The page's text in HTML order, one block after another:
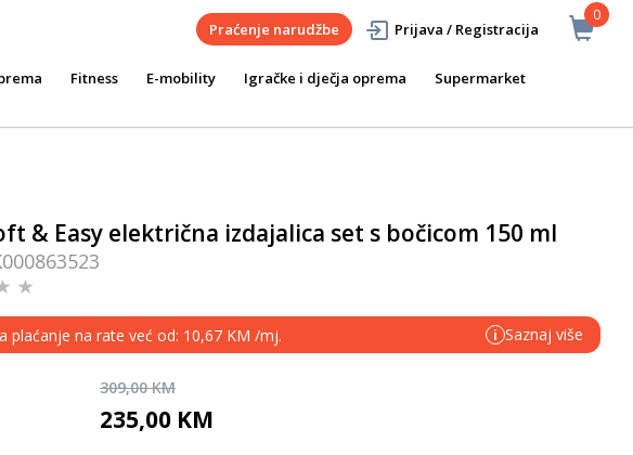
0
Praćenje narudžbe Prijava / Registracija
Fitness E-mobility Igračke i dječja oprema
Supermarket
& Easy električna izdajalica set s bočicom 150 ml
plaćanje na rate već od: 10,67 KM /mj. i Saznaj više
309,00 KM
235,00 KM